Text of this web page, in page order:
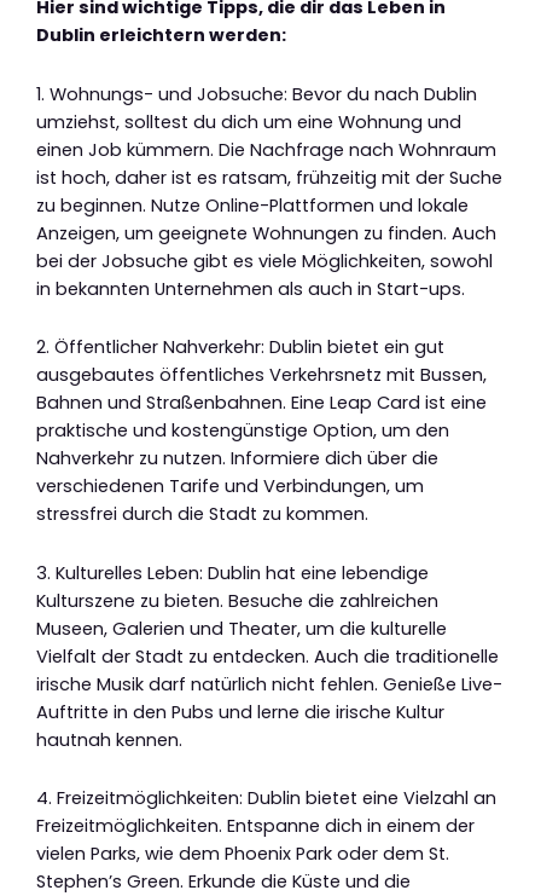
Hier sind wichtige Tipps, die dir das Leben in
Dublin erleichtern werden:
1. Wohnungs- und Jobsuche: Bevor du nach Dublin
umziehst, solltest du dich um eine Wohnung und
einen Job kümmern. Die Nachfrage nach Wohnraum
ist hoch, daher ist es ratsam, frühzeitig mit der Suche
zu beginnen. Nutze Online-Plattformen und lokale
Anzeigen, um geeignete Wohnungen zu finden. Auch
bei der Jobsuche gibt es viele Möglichkeiten, sowohl
in bekannten Unternehmen als auch in Start-ups.
2. Öffentlicher Nahverkehr: Dublin bietet ein gut
ausgebautes öffentliches Verkehrsnetz mit Bussen,
Bahnen und Straßenbahnen. Eine Leap Card ist eine
praktische und kostengünstige Option, um den
Nahverkehr zu nutzen. Informiere dich über die
verschiedenen Tarife und Verbindungen, um
stressfrei durch die Stadt zu kommen.
3. Kulturelles Leben: Dublin hat eine lebendige
Kulturszene zu bieten. Besuche die zahlreichen
Museen, Galerien und Theater, um die kulturelle
Vielfalt der Stadt zu entdecken. Auch die traditionelle
irische Musik darf natürlich nicht fehlen. Genieße Live-
Auftritte in den Pubs und lerne die irische Kultur
hautnah kennen.
4. Freizeitmöglichkeiten: Dublin bietet eine Vielzahl an
Freizeitmöglichkeiten. Entspanne dich in einem der
vielen Parks, wie dem Phoenix Park oder dem St.
Stephen’s Green. Erkunde die Küste und die